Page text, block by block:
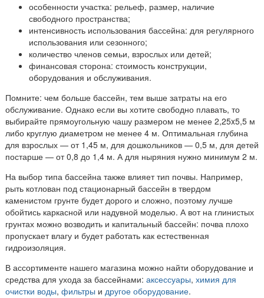
особенности участка: рельеф, размер, наличие
свободного пространства;
интенсивность использования бассейна: для регулярного
использования или сезонного;
количество членов семьи, взрослых или детей;
финансовая сторона: стоимость конструкции,
оборудования и обслуживания.
Помните: чем больше бассейн, тем выше затраты на его
обслуживание. Однако если вы хотите свободно плавать, то
выбирайте прямоугольную чашу размером не менее 2,25x5,5 м
либо круглую диаметром не менее 4 м. Оптимальная глубина
для взрослых — от 1,45 м, для дошкольников — 0,5 м, для детей
постарше — от 0,8 до 1,4 м. А для ныряния нужно минимум 2 м.
На выбор типа бассейна также влияет тип почвы. Например,
рыть котлован под стационарный бассейн в твердом
каменистом грунте будет дорого и сложно, поэтому лучше
обойтись каркасной или надувной моделью. А вот на глинистых
грунтах можно возводить и капитальный бассейн: почва плохо
пропускает влагу и будет работать как естественная
гидроизоляция.
В ассортименте нашего магазина можно найти оборудование и
средства для ухода за бассейнами: аксессуары, химия для
очистки воды, фильтры и другое оборудование.